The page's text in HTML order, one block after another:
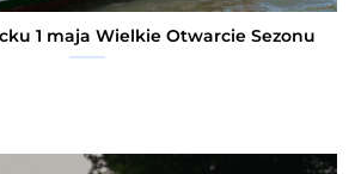
1 maja Wielkie Otwarcie Sezonu